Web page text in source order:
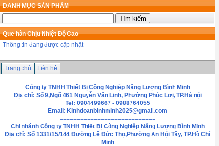
DANH MỤC SẢN PHẨM
Que hàn Chịu Nhiệt Độ Cao
Thông tin đang được cập nhật
Trang chủ Liên hệ
Công ty TNHH Thiết Bị Công Nghiệp Năng Lượng Bình Minh
Địa chỉ: Số 9,Ngõ 461 Nguyễn Văn Linh, Phường Phúc Lơị, TP.Hà nội
Tel: 0904499667 - 0988764055
Email: Kinhdoanbinhminh2025@gmail.com
============================
Chi nhánh Công ty TNHH Thiết Bị Công Nghiệp Năng Lượng Bình Minh
Địa chỉ: Số 1331/15/144 Đường Lê Đức Thọ,Phường An Hội Tây, TP.Hồ Chí
Minh